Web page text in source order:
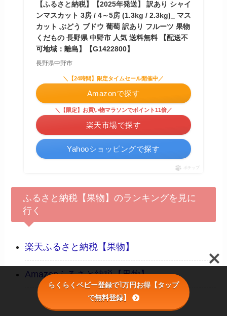
【ふるさと納税】【2025年発送】 訳あり シャイ
ンマスカット 3房 / 4～5房 (1.3kg / 2.3kg)_ マス
カット ぶどう ブドウ 葡萄 訳あり フルーツ 果物
くだもの 長野県 中野市 人気 送料無料 【配送不
可地域：離島】【G1422800】
長野県中野市
＼【24時間】限定タイムセール開催中／
Amazonで探す
＼【限定】お買い物マラソンでポイント11倍／
楽天市場で探す
Yahooショッピングで探す
ポチップ
ふるさと納税【果物】のランキングを見に
行く
楽天ふるさと納税【果物】
Amazonふるさと納税【果物】
らくらくベビー登録で1万円お得【タップ
で無料登録】